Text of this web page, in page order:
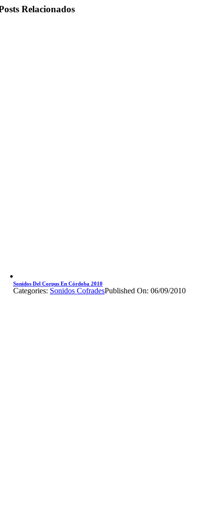
Relacionados
Sonidos Del Corpus En Córdoba 2010
Categories: Sonidos CofradesPublished On: 06/09/2010